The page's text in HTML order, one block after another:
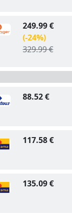
249.99 €
(-24%)
329.99 €
88.52 €
117.58 €
135.09 €